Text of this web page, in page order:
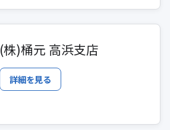
(株)桶元 高浜支店
詳細を見る